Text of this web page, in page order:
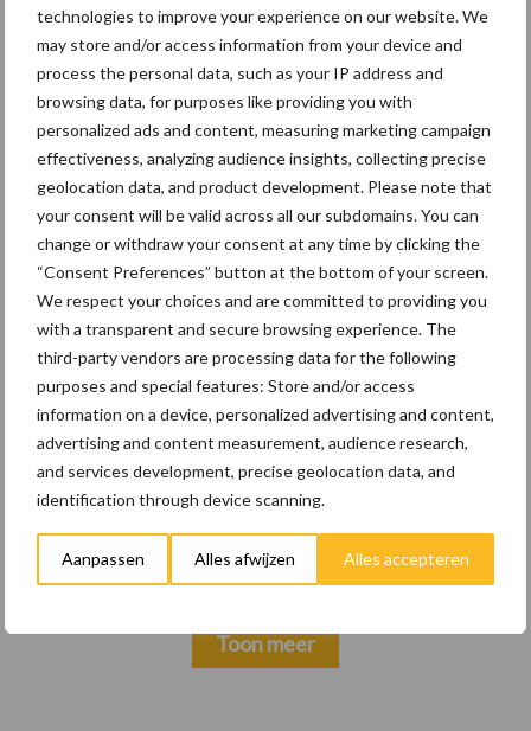
technologies to improve your experience on our website. We
may store and/or access information from your device and
process the personal data, such as your IP address and
browsing data, for purposes like providing you with
personalized ads and content, measuring marketing campaign
effectiveness, analyzing audience insights, collecting precise
geolocation data, and product development. Please note that
your consent will be valid across all our subdomains. You can
change or withdraw your consent at any time by clicking the
“Consent Preferences” button at the bottom of your screen.
We respect your choices and are committed to providing you
with a transparent and secure browsing experience. The
third-party vendors are processing data for the following
purposes and special features: Store and/or access
information on a device, personalized advertising and content,
advertising and content measurement, audience research,
and services development, precise geolocation data, and
identification through device scanning.
Aanpassen Alles afwijzen Alles accepteren
8 jan
Belastingdienst publiceert
Landelijke Landbouwnormen 2025
23 dec
10 praktisch tips om je voor te
bereiden op mogelijke uitval van het
stroomnet
23 dec
EU-pluimveesector groeit door,
maar tempo vlakt af
22 dec
Kwaliteit als wapen tegen
internationale handelsdruk in de
veeteeltsector
22 dec
BoerenPerspectief en Erfcoaching
Overijssel: ondersteuning bij grote
keuzes
Toon meer